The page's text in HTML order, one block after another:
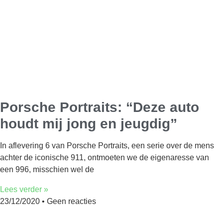
Porsche Portraits: “Deze auto
houdt mij jong en jeugdig”
In aflevering 6 van Porsche Portraits, een serie over de mens
achter de iconische 911, ontmoeten we de eigenaresse van
een 996, misschien wel de
Lees verder »
23/12/2020
Geen reacties